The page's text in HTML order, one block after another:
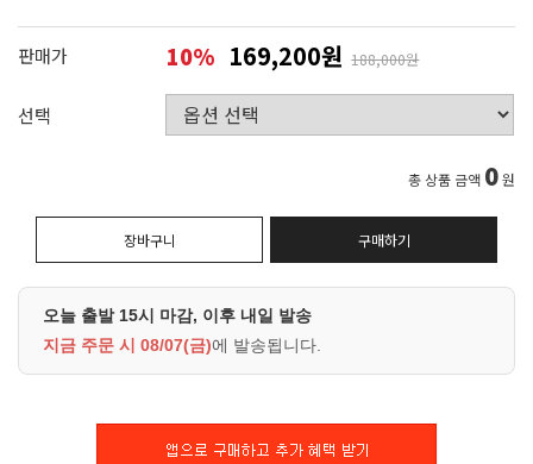
판매가 10% 169,200원 188,000원
선택
총 상품 금액 0원
장바구니 구매하기
오늘 출발 15시 마감, 이후 내일 발송
지금 주문 시 08/07(금)에 발송됩니다.